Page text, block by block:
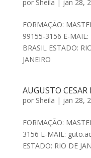
por Sheila | jan 28,
FORMAÇÃO:
99155-3156 E-
BRASIL ESTADO:
JANEIRO
AUGUSTO CESAR
por Sheila | jan 28,
FORMAÇÃO:
3156 E-MAIL:
ESTADO: RIO DE